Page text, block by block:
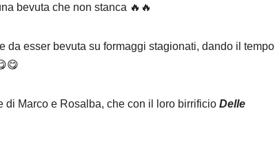
bevuta che non stanca 🔥🔥
esser bevuta su formaggi stagionati, dando il tempo
di Marco e Rosalba, che con il loro birrificio Delle